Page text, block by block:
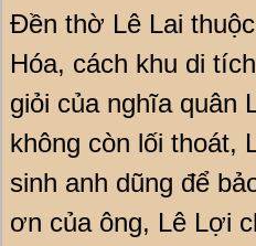
Đền thờ Lê Lai
Hóa, cách khu di
giỏi của nghĩa quân
không còn lối thoát,
sinh anh dũng để
ơn của ông, Lê Lợi